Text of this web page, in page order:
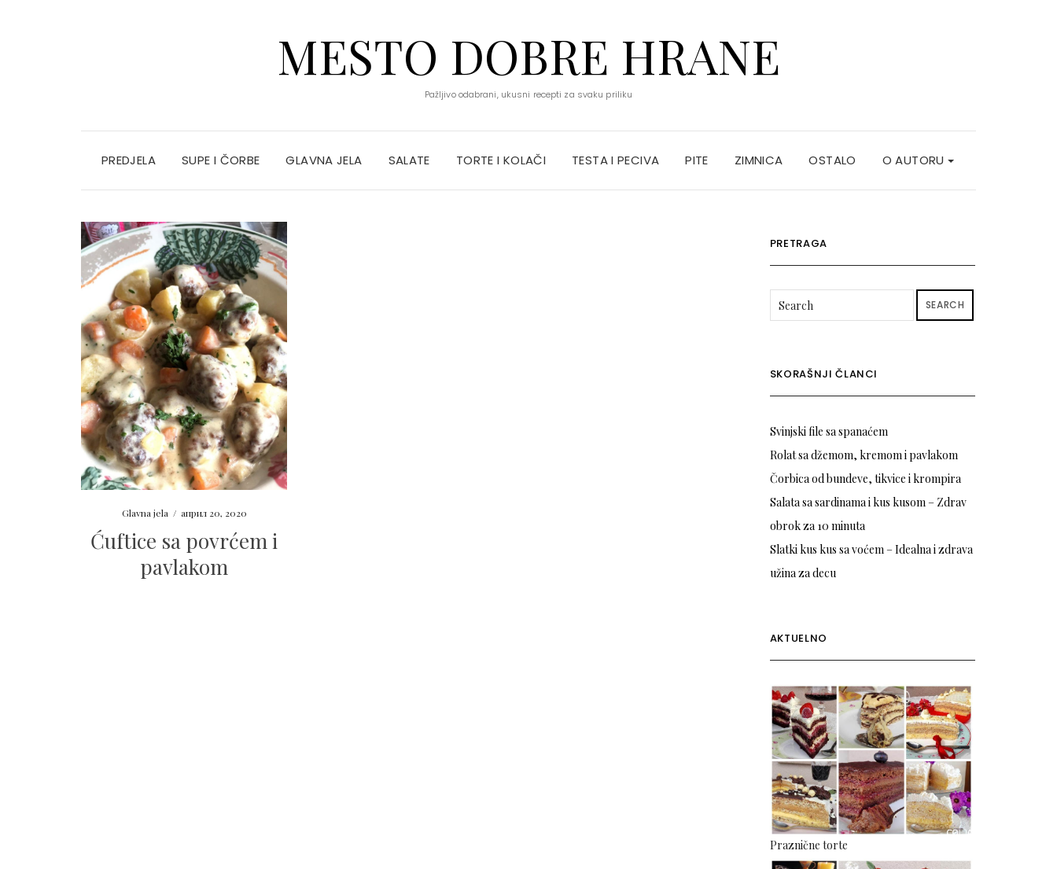
MESTO DOBRE HRANE
Pažljivo odabrani, ukusni recepti za svaku priliku
PREDJELA SUPE I ČORBE GLAVNA JELA SALATE TORTE I KOLAČI TESTA I PECIVA PITE ZIMNICA OSTALO O AUTORU
Glavna jela / април 20, 2020
Ćuftice sa povrćem i
pavlakom
PRETRAGA
SEARCH
SKORAŠNJI ČLANCI
Svinjski file sa spanaćem
Rolat sa džemom, kremom i pavlakom
Čorbica od bundeve, tikvice i krompira
Salata sa sardinama i kus kusom – Zdrav
obrok za 10 minuta
Slatki kus kus sa voćem – Idealna i zdrava
užina za decu
AKTUELNO
Praznične torte